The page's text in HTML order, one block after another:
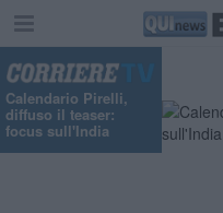
Calendario Pirelli,
diffuso il teaser:
focus sull'India